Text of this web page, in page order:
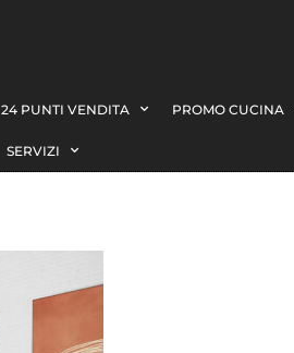
24 PUNTI VENDITA PROMO CUCINA
SERVIZI